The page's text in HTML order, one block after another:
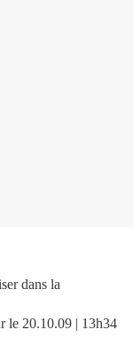
dans la
20.10.09 | 13h34